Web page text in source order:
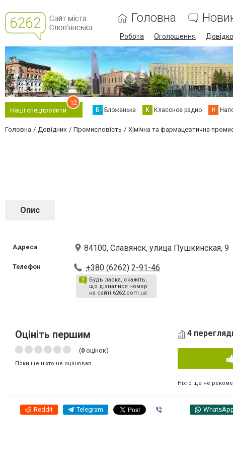
Головна
Робота Оголошення
Наші спецпроєкти
12
Б Бложенька К Классное радио Н
Головна Довідник Промисловість Хімічна та фармацевтична
Опис
Адреса 84100, Славянск, улица Пушкинская, 9
Телефон +380 (6262) 2-91-46
Будь ласка, скажіть,
що дізналися номер
на сайті 6262.com.ua
Оцініть першим
(0 оцінок)
Поки ще ніхто не оцінював
4
Ніхто ще не
Reddit Telegram